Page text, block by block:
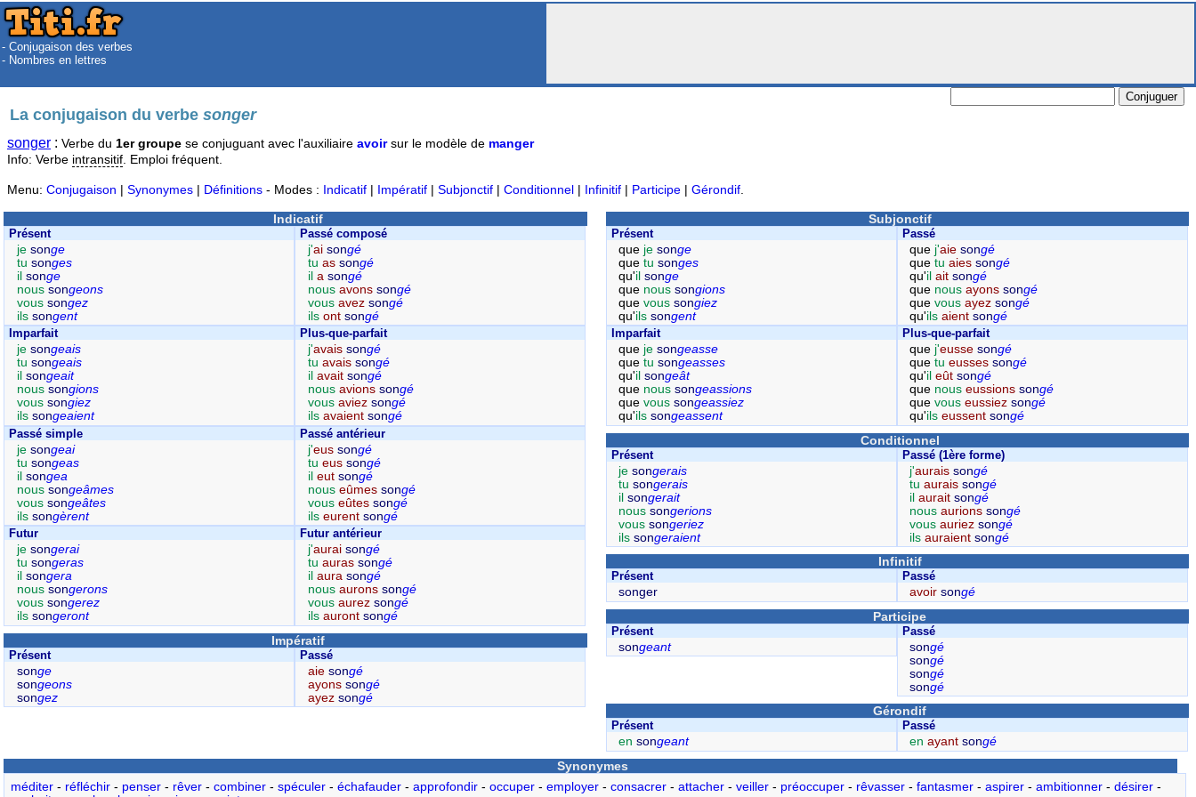
- Conjugaison des verbes
- Nombres en lettres
La conjugaison du verbesonger
songer : Verbe du 1er groupe se conjuguant avec l'auxiliaire avoirsur le modèle de manger
Info: Verbe intransitif . Emploi fréquent.
Menu: Conjugaison | Synonymes | Définitions - Modes : Indicatif | Impératif | Subjonctif | Conditionnel | Infinitif | Participe | Gérondif
Indicatif
Présent
je songe
tu songes
il songe
nous songeons
vous songez
ils songent
Passé composé
j'ai songé
tu as songé
il a songé
nous avons songé
vous avez songé
ils ont songé
Imparfait
je songeais
tu songeais
il songeait
nous songions
vous songiez
ils songeaient
Plus-que-parfait
j'avais songé
tu avais songé
il avait songé
nous avions songé
vous aviez songé
ils avaient songé
Passé simple
je songeai
tu songeas
il songea
nous songeâmes
vous songeâtes
ils songèrent
Passé antérieur
j'eus songé
tu eus songé
il eut songé
nous eûmes songé
vous eûtes songé
ils eurent songé
Futur
je songerai
tu songeras
il songera
nous songerons
vous songerez
ils songeront
Futur antérieur
j'aurai songé
tu auras songé
il aura songé
nous aurons songé
vous aurez songé
ils auront songé
Impératif
Présent
songe
songeons
songez
Passé
aie songé
ayons songé
ayez songé
Subjonctif
Présent
que jesonge
quetusonges
qu'ilsonge
que noussongions
quevoussongiez
qu'ilssongent
Passé
que j'aie songé
quetuaies songé
qu'ilait songé
que nousayons songé
quevousayez songé
qu'ilsaient songé
Imparfait
que jesongeasse
quetusongeasses
qu'ilsongeât
que noussongeassions
quevoussongeassiez
qu'ilssongeassent
Plus-que-parfait
que j'eusse songé
quetueusses songé
qu'ileût songé
que nouseussions songé
quevouseussiez songé
qu'ilseussent songé
Conditionnel
Présent
jesongerais
tusongerais
ilsongerait
noussongerions
voussongeriez
ilssongeraient
Passé (1ère forme)
j'aurais songé
tuaurais songé
ilaurait songé
nousaurions songé
vousauriez songé
ilsauraient songé
Infinitif
Présent
songer
Passé
avoir songé
Participe
Présent
songeant
Passé
songé
songé
songé
songé
Gérondif
Présent
ensongeant
Passé
enayant songé
Synonymes
méditer- réfléchir- penser- rêver- combiner- spéculer- échafauder- approfondir- occuper- employer- consacrer- attacher- veiller- préoccuper- rêvasser- fantasmer- aspirer- ambitionner- désirer-